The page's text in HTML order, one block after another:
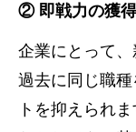
② 即戦力の獲得
企業にとって、
過去に同じ職
トを抑えられ